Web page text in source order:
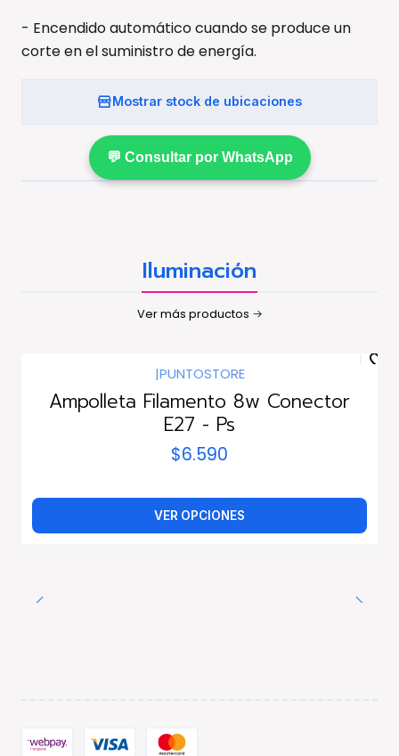
- Encendido automático cuando se produce un
corte en el suministro de energía.
Mostrar stock de ubicaciones
💬 Consultar por WhatsApp
Iluminación
Ver más productos
|PUNTOSTORE
Ampolleta Filamento 8w Conector
E27 - Ps
$6.590
VER OPCIONES